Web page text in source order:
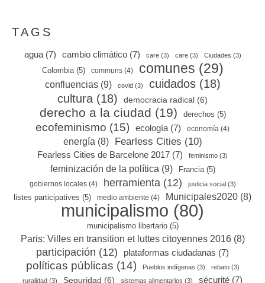
TAGS
agua(7) cambio climático(7) care(3) care(3) Ciudades (3)
Colombia(5) communs(4) comunes (29)
confluencias(9) covid(3) cuidados(18)
cultura (18) democracia radical (6)
derecho a la ciudad (19) derechos (5)
ecofeminismo (15) ecología (7) economía (4)
energía (8) Fearless Cities (10)
Fearless Cities de Barcelone 2017 (7) feminismo (3)
feminización de la política (9) Francia(5)
gobiernos locales(4) herramienta (12) justicia social(3)
listes participatives (5) medio ambiente (4) Municipales2020 (8)
municipalismo (80)
municipalismo libertario(5)
Paris: Villes en transition et luttes citoyennes 2016(8)
participación (12) plataformas ciudadanas (7)
políticas públicas (14) Pueblos indígenas (3) rebato(3)
ruralidad (3) Seguridad (6) sistemas alimentarios (3) sécurité (7)